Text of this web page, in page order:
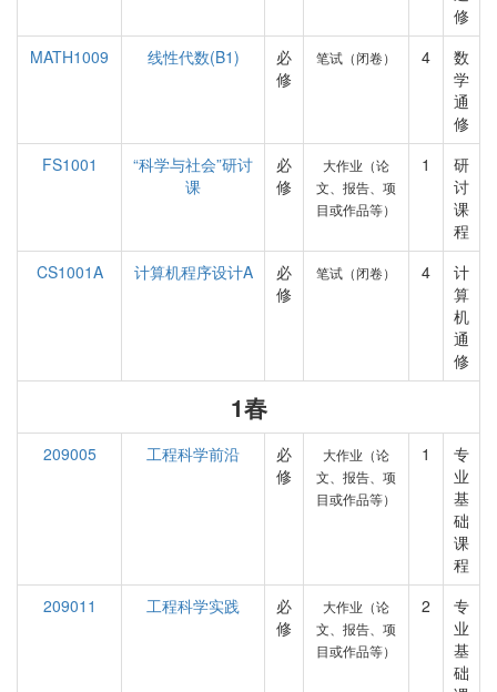
修
MATH1009
线性代数(B1)
必
修
笔试（闭卷） 4
数
学
通
修
FS1001
“科学与社会”研讨
课
必
修
大作业（论
文、报告、项
目或作品等）
1
研
讨
课
程
CS1001A
计算机程序设计A
必
修
笔试（闭卷） 4
计
算
机
通
修
1春
209005 工程科学前沿
必
修
大作业（论
文、报告、项
目或作品等）
1
专
业
基
础
课
程
209011
工程科学实践
必
修
大作业（论
文、报告、项
目或作品等）
2
专
业
基
础